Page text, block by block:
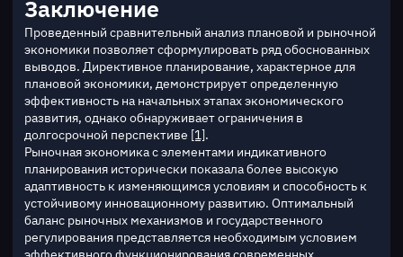
Заключение
Проведенный сравнительный анализ плановой и рыночной
экономики позволяет сформулировать ряд обоснованных
выводов. Директивное планирование, характерное для
плановой экономики, демонстрирует определенную
эффективность на начальных этапах экономического
развития, однако обнаруживает ограничения в
долгосрочной перспективе [1].
Рыночная экономика с элементами индикативного
планирования исторически показала более высокую
адаптивность к изменяющимся условиям и способность к
устойчивому инновационному развитию. Оптимальный
баланс рыночных механизмов и государственного
регулирования представляется необходимым условием